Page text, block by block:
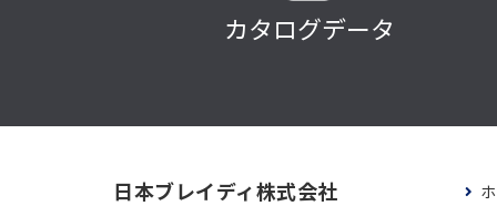
カタログデータ
日本ブレイディ株式会社